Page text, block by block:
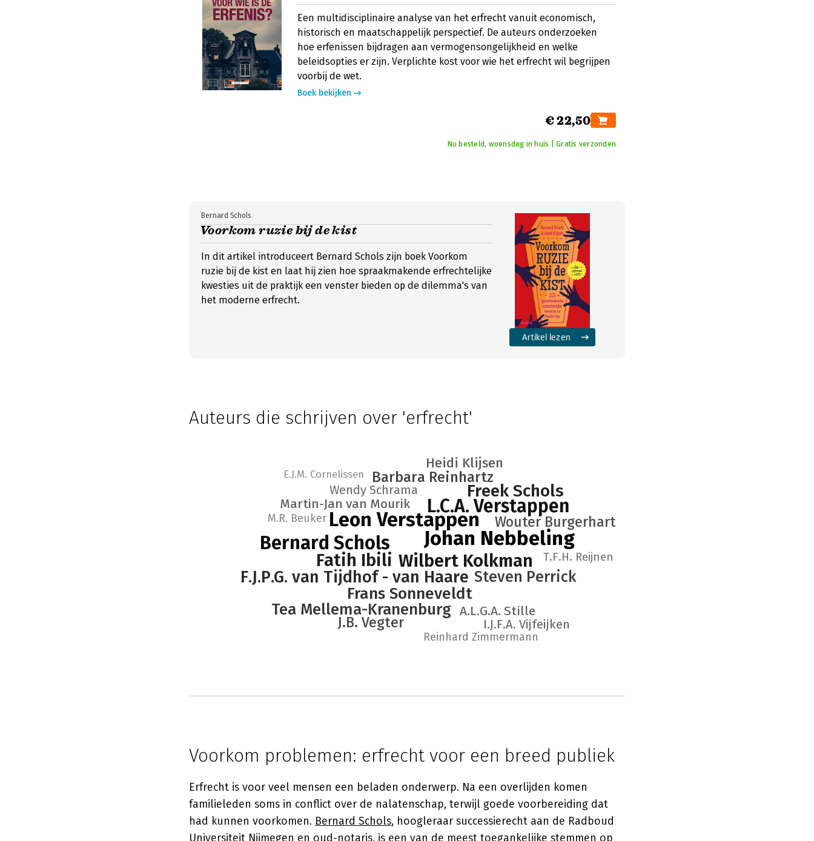
Een multidisciplinaire analyse van het erfrecht vanuit economisch,
historisch en maatschappelijk perspectief. De auteurs onderzoeken
hoe erfenissen bijdragen aan vermogensongelijkheid en welke
beleidsopties er zijn. Verplichte kost voor wie het erfrecht wil begrijpen
voorbij de wet.
Boek bekijken
€ 22,50
Nu besteld, woensdag in huis | Gratis verzonden
Voorkom ruzie bij de kist
Bernard Schols
In dit artikel introduceert Bernard Schols zijn boek Voorkom
ruzie bij de kist en laat hij zien hoe spraakmakende erfrechtelijke
kwesties uit de praktijk een venster bieden op de dilemma's van
het moderne erfrecht.
Artikel lezen
Auteurs die schrijven over 'erfrecht'
Johan Nebbeling
Leon Verstappen
Bernard Schols
L.C.A. Verstappen
Wilbert Kolkman
Fatih Ibili
Freek Schols
F.J.P.G. van Tijdhof - van Haare
Frans Sonneveldt
Tea Mellema-Kranenburg
Steven Perrick
Barbara Reinhartz
J.B. Vegter
Wouter Burgerhart
Heidi Klijsen
Martin-Jan van Mourik
A.L.G.A. Stille
I.J.F.A. Vijfeijken
Wendy Schrama
T.F.H. Reijnen
Reinhard Zimmermann
M.R. Beuker
E.J.M. Cornelissen
Voorkom problemen: erfrecht voor een breed publiek
Erfrecht is voor veel mensen een beladen onderwerp. Na een overlijden komen
familieleden soms in conflict over de nalatenschap, terwijl goede voorbereiding dat
had kunnen voorkomen. Bernard Schols, hoogleraar successierecht aan de Radboud
Universiteit Nijmegen en oud-notaris, is een van de meest toegankelijke stemmen op